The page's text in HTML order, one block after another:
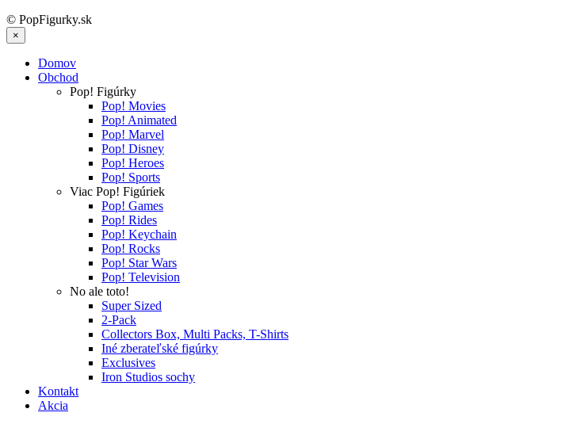
© PopFigurky.sk
×
Domov
Obchod
Pop! Figúrky
Pop! Movies
Pop! Animated
Pop! Marvel
Pop! Disney
Pop! Heroes
Pop! Sports
Viac Pop! Figúriek
Pop! Games
Pop! Rides
Pop! Keychain
Pop! Rocks
Pop! Star Wars
Pop! Television
No ale toto!
Super Sized
2-Pack
Collectors Box, Multi Packs, T-Shirts
Iné zberateľské figúrky
Exclusives
Iron Studios sochy
Kontakt
Akcia